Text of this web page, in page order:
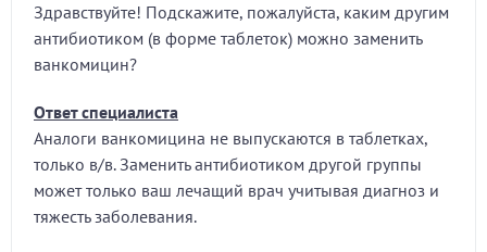
Здравствуйте! Подскажите, пожалуйста, каким другим
антибиотиком (в форме таблеток) можно заменить
ванкомицин?
Ответ специалиста
Аналоги ванкомицина не выпускаются в таблетках,
только в/в. Заменить антибиотиком другой группы
может только ваш лечащий врач учитывая диагноз и
тяжесть заболевания.